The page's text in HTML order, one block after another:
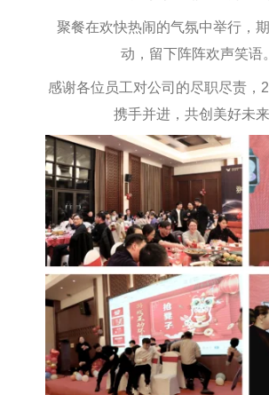
聚餐在欢快热闹的气氛中举行，
动，留下阵阵欢声笑语。
感谢各位员工对公司的尽职尽责，
携手并进，共创美好未来